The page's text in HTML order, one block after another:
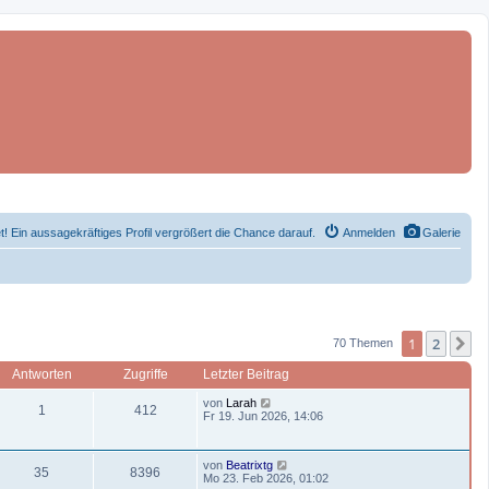
Galerie
Anmelden
Ein aussagekräftiges Profil vergrößert die Chance darauf.
70 Themen 1 2
Antworten Zugriffe Letzter Beitrag
1
t
412Z
g
L
e
t
e
r
von Larah
Fr 19. Jun 2026, 14:06
35 8396
L
e
von Beatrixtg
Mo 23. Feb 2026, 01:02